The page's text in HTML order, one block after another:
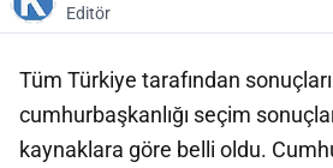
Editör
Tüm Türkiye tarafından
cumhurbaşkanlığı seçim
kaynaklara göre belli oldu.